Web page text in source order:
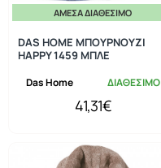
ΆΜΕΣΑ ΔΙΑΘΈΣΙΜΟ
Das Home ΔΙΑΘΕΣΙΜΟ
DAS HOME ΜΠΟΥΡΝΟΥΖΙ
HAPPY 1459 ΜΠΛΕ
41,31€